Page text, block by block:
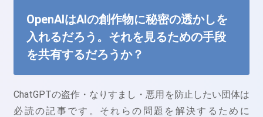
OpenAIはAIの創作物に秘密の透かしを
入れるだろう。それを見るための手段
を共有するだろうか？
ChatGPTの盗作・なりすまし・悪用を防止したい団体は
必読の記事です。それらの問題を解決するために